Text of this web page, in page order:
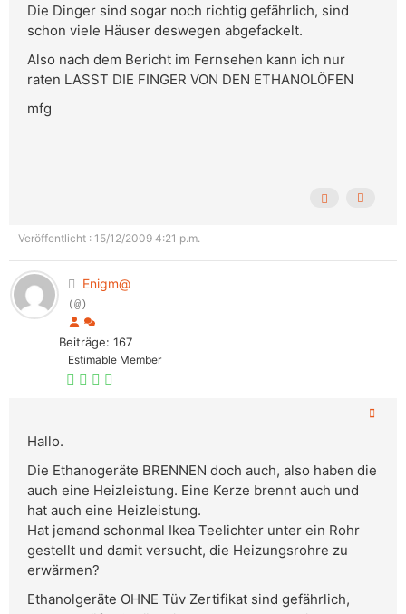
Die Dinger sind sogar noch richtig gefährlich, sind
schon viele Häuser deswegen abgefackelt.
Also nach dem Bericht im Fernsehen kann ich nur
raten LASST DIE FINGER VON DEN ETHANOLÖFEN
mfg
Veröffentlicht : 15/12/2009 4:21 p.m.
Enigm@
(@)
Beiträge: 167
Estimable Member
Hallo.
Die Ethanogeräte BRENNEN doch auch, also haben die
auch eine Heizleistung. Eine Kerze brennt auch und
hat auch eine Heizleistung.
Hat jemand schonmal Ikea Teelichter unter ein Rohr
gestellt und damit versucht, die Heizungsrohre zu
erwärmen?
Ethanolgeräte OHNE Tüv Zertifikat sind gefährlich,